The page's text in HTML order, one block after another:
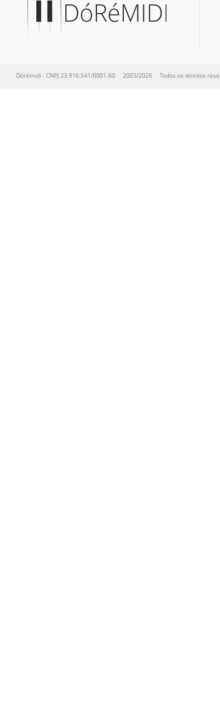
Dórémidi - CNPJ 23.916.541/0001-60 2003/2026 Todos os direitos